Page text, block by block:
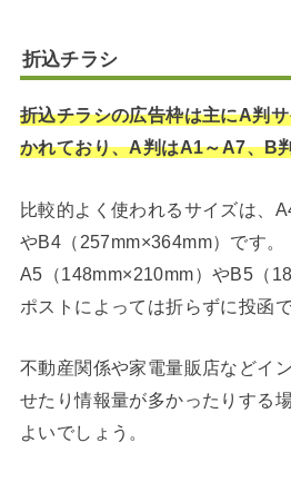
折込チラシ
折込チラシの広告枠は主にA判
かれており、A判はA1～A7、B
比較的よく使われるサイズは、
やB4（257mm×364mm）です。
A5（148mm×210mm）やB5（
ポストによっては折らずに投函で
不動産関係や家電量販店などイ
せたり情報量が多かったりする
よいでしょう。